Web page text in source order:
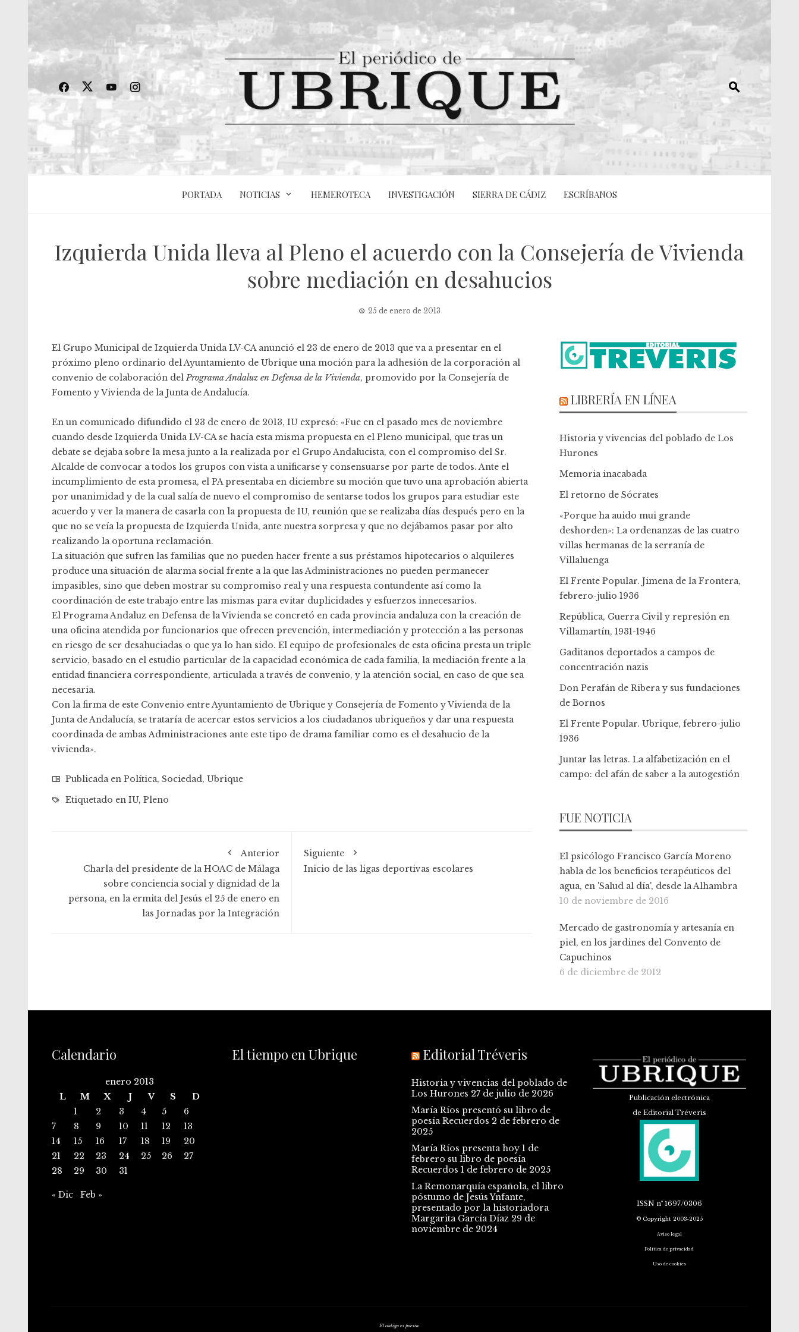
PORTADA NOTICIAS HEMEROTECA INVESTIGACIÓN SIERRA DE CÁDIZ ESCRÍBANOS
Izquierda Unida lleva al Pleno el acuerdo con la Consejería de Vivienda
sobre mediación en desahucios
25 de enero de 2013
El Grupo Municipal de Izquierda Unida LV-CA anunció el 23 de enero de 2013 que va a presentar en el
próximo pleno ordinario del Ayuntamiento de Ubrique una moción para la adhesión de la corporación al
convenio de colaboración del Programa Andaluz en Defensa de la Vivienda, promovido por la Consejería de
Fomento y Vivienda de la Junta de Andalucía.
En un comunicado difundido el 23 de enero de 2013, IU expresó: «Fue en el pasado mes de noviembre
cuando desde Izquierda Unida LV-CA se hacía esta misma propuesta en el Pleno municipal, que tras un
debate se dejaba sobre la mesa junto a la realizada por el Grupo Andalucista, con el compromiso del Sr.
Alcalde de convocar a todos los grupos con vista a unificarse y consensuarse por parte de todos. Ante el
incumplimiento de esta promesa, el PA presentaba en diciembre su moción que tuvo una aprobación abierta
por unanimidad y de la cual salía de nuevo el compromiso de sentarse todos los grupos para estudiar este
acuerdo y ver la manera de casarla con la propuesta de IU, reunión que se realizaba días después pero en la
que no se veía la propuesta de Izquierda Unida, ante nuestra sorpresa y que no dejábamos pasar por alto
realizando la oportuna reclamación.
La situación que sufren las familias que no pueden hacer frente a sus préstamos hipotecarios o alquileres
produce una situación de alarma social frente a la que las Administraciones no pueden permanecer
impasibles, sino que deben mostrar su compromiso real y una respuesta contundente así como la
coordinación de este trabajo entre las mismas para evitar duplicidades y esfuerzos innecesarios.
El Programa Andaluz en Defensa de la Vivienda se concretó en cada provincia andaluza con la creación de
una oficina atendida por funcionarios que ofrecen prevención, intermediación y protección a las personas
en riesgo de ser desahuciadas o que ya lo han sido. El equipo de profesionales de esta oficina presta un triple
servicio, basado en el estudio particular de la capacidad económica de cada familia, la mediación frente a la
entidad financiera correspondiente, articulada a través de convenio, y la atención social, en caso de que sea
necesaria.
Con la firma de este Convenio entre Ayuntamiento de Ubrique y Consejería de Fomento y Vivienda de la
Junta de Andalucía, se trataría de acercar estos servicios a los ciudadanos ubriqueños y dar una respuesta
coordinada de ambas Administraciones ante este tipo de drama familiar como es el desahucio de la
vivienda».
Publicada en Política, Sociedad, Ubrique
Etiquetado en IU, Pleno
Anterior
Charla del presidente de la HOAC de Málaga
sobre conciencia social y dignidad de la
persona, en la ermita del Jesús el 25 de enero en
las Jornadas por la Integración
Siguiente
Inicio de las ligas deportivas escolares
LIBRERÍA EN LÍNEA
Historia y vivencias del poblado de Los
Hurones
Memoria inacabada
El retorno de Sócrates
«Porque ha auido mui grande
deshorden»: La ordenanzas de las cuatro
villas hermanas de la serranía de
Villaluenga
El Frente Popular. Jimena de la Frontera,
febrero-julio 1936
República, Guerra Civil y represión en
Villamartín, 1931-1946
Gaditanos deportados a campos de
concentración nazis
Don Perafán de Ribera y sus fundaciones
de Bornos
El Frente Popular. Ubrique, febrero-julio
1936
Juntar las letras. La alfabetización en el
campo: del afán de saber a la autogestión
FUE NOTICIA
El psicólogo Francisco García Moreno
habla de los beneficios terapéuticos del
agua, en 'Salud al día', desde la Alhambra
10 de noviembre de 2016
Mercado de gastronomía y artesanía en
piel, en los jardines del Convento de
Capuchinos
6 de diciembre de 2012
Calendario
enero 2013
L
M X J V S
D
1
2 3 4 5
6
7
8 9 10 11 12
13
14
15 16 17 18 19
20
21
22 23 24 25 26
27
28
29 30 31
« Dic Feb »
El tiempo en Ubrique Editorial Tréveris
Historia y vivencias del poblado de
Los Hurones 27 de julio de 2026
María Ríos presentó su libro de
poesía Recuerdos 2 de febrero de
2025
María Ríos presenta hoy 1 de
febrero su libro de poesía
Recuerdos 1 de febrero de 2025
La Remonarquía española, el libro
póstumo de Jesús Ynfante,
presentado por la historiadora
Margarita García Díaz 29 de
noviembre de 2024
Publicación electrónica
de Editorial Tréveris
ISSNnº 1697/0306
© Copyright 2003-2025
Aviso legal
Política de privacidad
Uso de cookies
El código es poesía.